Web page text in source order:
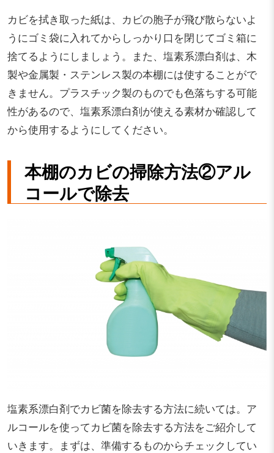
カビを拭き取った紙は、カビの胞子が飛び散らないよ
うにゴミ袋に入れてからしっかり口を閉じてゴミ箱に
捨てるようにしましょう。また、塩素系漂白剤は、木
製や金属製・ステンレス製の本棚には使することがで
きません。プラスチック製のものでも色落ちする可能
性があるので、塩素系漂白剤が使える素材か確認して
から使用するようにしてください。
本棚のカビの掃除方法②アル
コールで除去
塩素系漂白剤でカビ菌を除去する方法に続いては。ア
ルコールを使ってカビ菌を除去する方法をご紹介して
いきます。まずは、準備するものからチェックしてい